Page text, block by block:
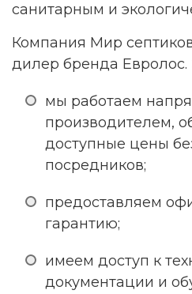
санитарным и
Компания Мир
дилер бренда Евролос.
мы работаем
производителем,
доступные цены
посредников;
предоставляем
гарантию;
имеем доступ к
документации и